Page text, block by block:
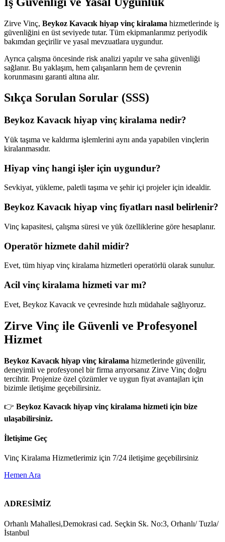
Zirve Vinç, Beykoz Kavacık hiyap vinç kiralama hizmetlerinde iş
güvenliğini en üst seviyede tutar. Tüm ekipmanlarımız periyodik
bakımdan geçirilir ve yasal mevzuatlara uygundur.
Ayrıca çalışma öncesinde risk analizi yapılır ve saha güvenliği
sağlanır. Bu yaklaşım, hem çalışanların hem de çevrenin
korunmasını garanti altına alır.
Sıkça Sorulan Sorular (SSS)
Beykoz Kavacık hiyap vinç kiralama nedir?
Yük taşıma ve kaldırma işlemlerini aynı anda yapabilen vinçlerin
kiralanmasıdır.
Hiyap vinç hangi işler için uygundur?
Sevkiyat, yükleme, paletli taşıma ve şehir içi projeler için idealdir.
Beykoz Kavacık hiyap vinç fiyatları nasıl belirlenir?
Vinç kapasitesi, çalışma süresi ve yük özelliklerine göre hesaplanır.
Operatör hizmete dahil midir?
Evet, tüm hiyap vinç kiralama hizmetleri operatörlü olarak sunulur.
Acil vinç kiralama hizmeti var mı?
Evet, Beykoz Kavacık ve çevresinde hızlı müdahale sağlıyoruz.
Zirve Vinç ile Güvenli ve Profesyonel
Hizmet
Beykoz Kavacık hiyap vinç kiralama hizmetlerinde güvenilir,
deneyimli ve profesyonel bir firma arıyorsanız Zirve Vinç doğru
tercihtir. Projenize özel çözümler ve uygun fiyat avantajları için
bizimle iletişime geçebilirsiniz.
👉 Beykoz Kavacık hiyap vinç kiralama hizmeti için bize
ulaşabilirsiniz.
İletişime Geç
Vinç Kiralama Hizmetlerimiz için 7/24 iletişime geçebilirsiniz
Hemen Ara
ADRESİMİZ
Orhanlı Mahallesi,Demokrasi cad. Seçkin Sk. No:3, Orhanlı/ Tuzla/
İstanbul